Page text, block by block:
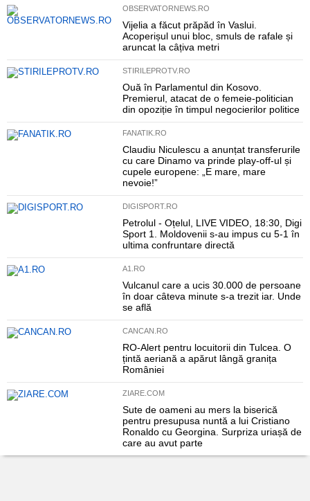
OBSERVATORNEWS.RO
Vijelia a făcut prăpăd în Vaslui.
Acoperișul unui bloc, smuls de rafale și
aruncat la câțiva metri
STIRILEPROTV.RO
Ouă în Parlamentul din Kosovo.
Premierul, atacat de o femeie-politician
din opoziție în timpul negocierilor politice
FANATIK.RO
Claudiu Niculescu a anunțat transferurile
cu care Dinamo va prinde play-off-ul și
cupele europene: „E mare, mare
nevoie!”
DIGISPORT.RO
Petrolul - Oțelul, LIVE VIDEO, 18:30, Digi
Sport 1. Moldovenii s-au impus cu 5-1 în
ultima confruntare directă
A1.RO
Vulcanul care a ucis 30.000 de persoane
în doar câteva minute s-a trezit iar. Unde
se află
CANCAN.RO
RO-Alert pentru locuitorii din Tulcea. O
țintă aeriană a apărut lângă granița
României
ZIARE.COM
Sute de oameni au mers la biserică
pentru presupusa nuntă a lui Cristiano
Ronaldo cu Georgina. Surpriza uriașă de
care au avut parte